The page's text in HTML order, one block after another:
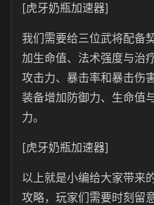
[虎牙奶瓶加速器]
我们需要给三位武将配备
加生命值、法术强度与治
攻击力、暴击率和暴击伤
装备增加防御力、生命值
力。
[虎牙奶瓶加速器]
以上就是小编给大家带来
攻略，玩家们需要时刻留